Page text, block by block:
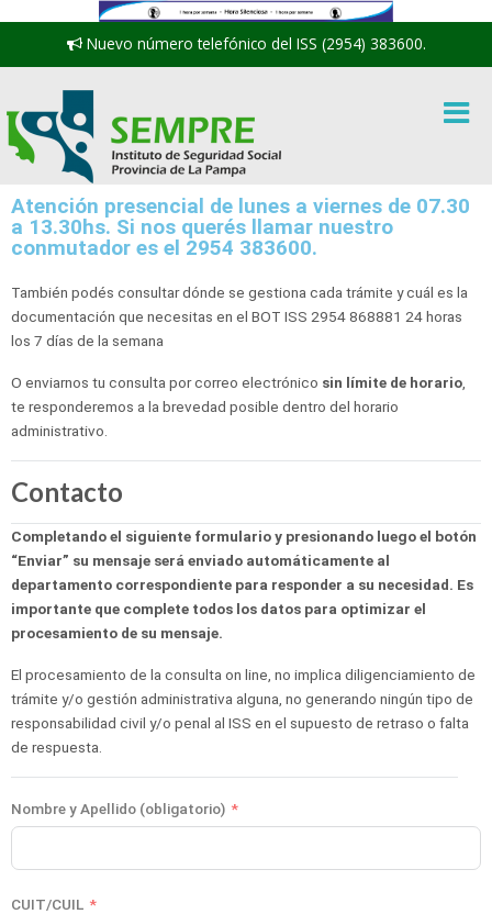
Nuevo número telefónico del ISS (2954) 383600.
Atención presencial de lunes a viernes de 07.30
a 13.30hs. Si nos querés llamar nuestro
conmutador es el 2954 383600.
También podés consultar dónde se gestiona cada trámite y cuál es la
documentación que necesitas en el BOT ISS 2954 868881 24 horas
los 7 días de la semana
O enviarnos tu consulta por correo electrónico sin límite de horario
te responderemos a la brevedad posible dentro del horario
administrativo.
Contacto
Completando el siguiente formulario y presionando luego el botón
“Enviar” su mensaje será enviado automáticamente al
departamento correspondiente para responder a su necesidad. Es
importante que complete todos los datos para optimizar el
procesamiento de su mensaje.
El procesamiento de la consulta on line, no implica diligenciamiento de
trámite y/o gestión administrativa alguna, no generando ningún tipo de
responsabilidad civil y/o penal al ISS en el supuesto de retraso o falta
de respuesta.
Nombre y Apellido (obligatorio)
CUIT/CUIL